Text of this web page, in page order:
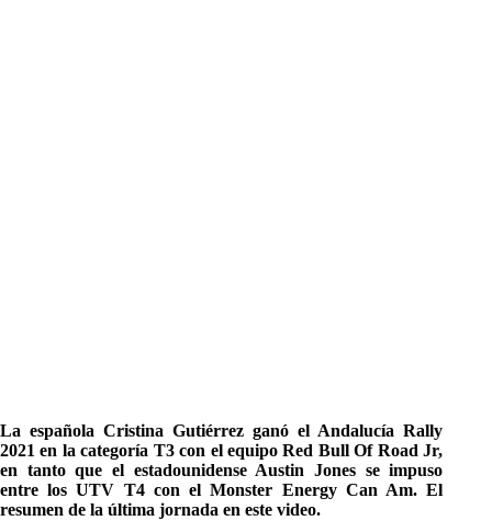
La española Cristina Gutiérrez ganó el Andalucía Rally
2021 en la categoría T3 con el equipo Red Bull Of Road Jr,
en tanto que el estadounidense Austin Jones se impuso
entre los UTV T4 con el Monster Energy Can Am. El
resumen de la última jornada en este video.